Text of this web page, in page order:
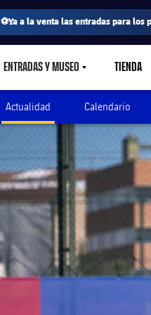
⚽Ya a la venta las entradas para los
ENTRADAS Y MUSEOLABEL.SHARE.CARETDOWN
TIENDA
Actualidad Calendario